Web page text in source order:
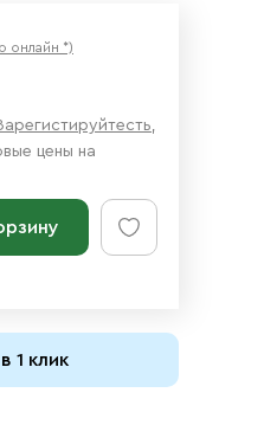
онлайн *)
,
цены на
1 клик